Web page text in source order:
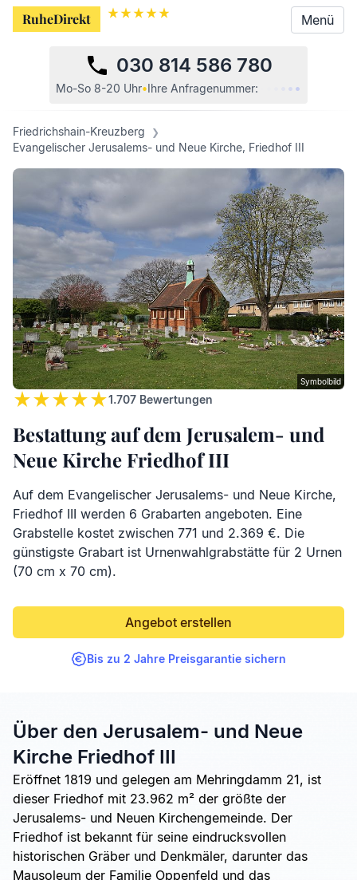
RuheDirekt Menü
030 814 586 780
Mo-So 8-20 Uhr•Ihre Anfragenummer: • •
RuheDirekt Menü
Friedrichshain-Kreuzberg
Evangelischer Jerusalems- und Neue Kirche, Friedhof III
1.707 Bewertungen
Bestattung auf dem Jerusalem- und
Neue Kirche Friedhof III
Auf dem Evangelischer Jerusalems- und Neue Kirche,
Friedhof III werden 6 Grabarten angeboten. Eine
Grabstelle kostet zwischen 771 und 2.369 €. Die
günstigste Grabart ist Urnenwahlgrabstätte für 2 Urnen
(70 cm x 70 cm).
Angebot erstellen
Bis zu 2 Jahre Preisgarantie sichern
Symbolbild
Über den Jerusalem- und Neue
Kirche Friedhof III
Eröffnet 1819 und gelegen am Mehringdamm 21, ist
dieser Friedhof mit 23.962 m² der größte der
Jerusalems- und Neuen Kirchengemeinde. Der
Friedhof ist bekannt für seine eindrucksvollen
historischen Gräber und Denkmäler, darunter das
Mausoleum der Familie Oppenfeld und das